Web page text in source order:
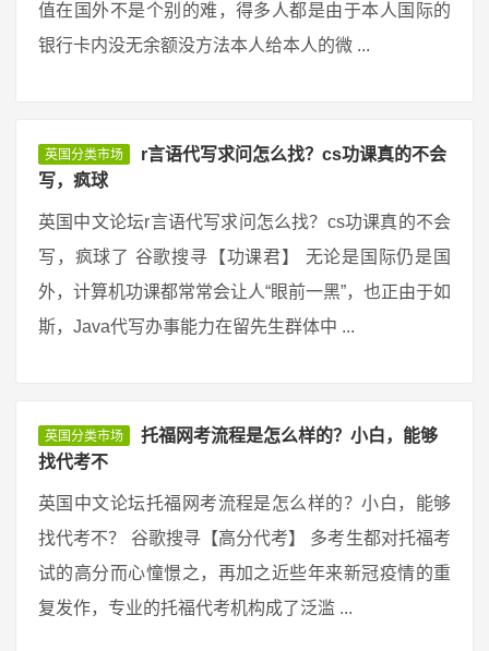
值在国外不是个别的难，得多人都是由于本人国际的
银行卡内没无余额没方法本人给本人的微 ...
英国分类市场
r言语代写求问怎么找？cs功课真的不会
写，疯球
英国中文论坛r言语代写求问怎么找？cs功课真的不会
写，疯球了 谷歌搜寻【功课君】 无论是国际仍是国
外，计算机功课都常常会让人“眼前一黑”，也正由于如
斯，Java代写办事能力在留先生群体中 ...
英国分类市场
托福网考流程是怎么样的？小白，能够
找代考不
英国中文论坛托福网考流程是怎么样的？小白，能够
找代考不？ 谷歌搜寻【高分代考】 多考生都对托福考
试的高分而心憧憬之，再加之近些年来新冠疫情的重
复发作，专业的托福代考机构成了泛滥 ...